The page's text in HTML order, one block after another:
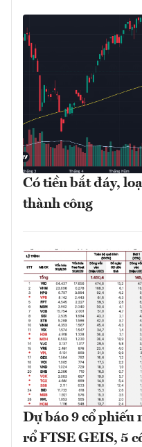
Có tiền bắt đáy,
thành công
Dự báo 9 cổ phiếu
rổ FTSE GEIS, 5